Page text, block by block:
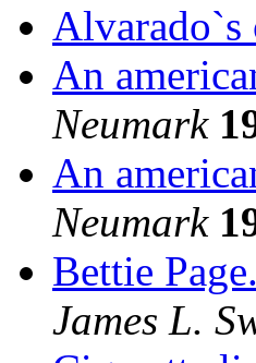
Alvarado`s
An
Neumark
An
Neumark
Bettie
James L.